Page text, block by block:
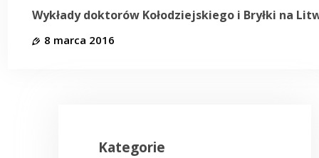
Wykłady doktorów Kołodziejskiego i Bryłki na
8 marca 2016
Kategorie